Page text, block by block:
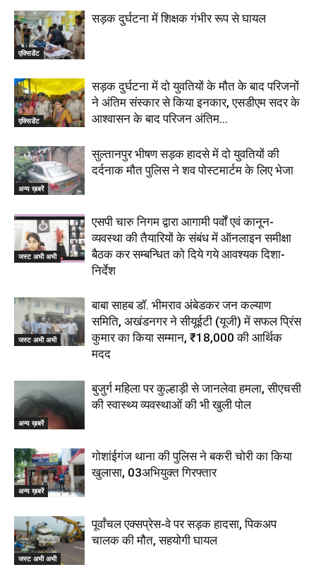
एक्सिडेंट
सड़क दुर्घटना में शिक्षक गंभीर रूप से घायल
एक्सिडेंट
सड़क दुर्घटना में दो युवतियों के मौत के बाद परिजनों
ने अंतिम संस्कार से किया इनकार, एसडीएम सदर के
आश्वासन के बाद परिजन अंतिम...
अन्य ख़बरें
सुल्तानपुर भीषण सड़क हादसे में दो युवतियों की
दर्दनाक मौत पुलिस ने शव पोस्टमार्टम के लिए भेजा
जस्ट अभी अभी
एसपी चारु निगम द्वारा आगामी पर्वों एवं कानून-
व्यवस्था की तैयारियों के संबंध में ऑनलाइन समीक्षा
बैठक कर सम्बन्धित को दिये गये आवश्यक दिशा-
निर्देश
जस्ट अभी अभी
बाबा साहब डॉ. भीमराव अंबेडकर जन कल्याण
समिति, अखंडनगर ने सीयूईटी (यूजी) में सफल प्रिंस
कुमार का किया सम्मान, ₹18,000 की आर्थिक
मदद
अन्य ख़बरें
बुजुर्ग महिला पर कुल्हाड़ी से जानलेवा हमला, सीएचसी
की स्वास्थ्य व्यवस्थाओं की भी खुली पोल
अन्य ख़बरें
गोशांईगंज थाना की पुलिस ने बकरी चोरी का किया
खुलासा, 03अभियुक्त गिरफ्तार
जस्ट अभी अभी
पूर्वांचल एक्सप्रेस-वे पर सड़क हादसा, पिकअप
चालक की मौत, सहयोगी घायल